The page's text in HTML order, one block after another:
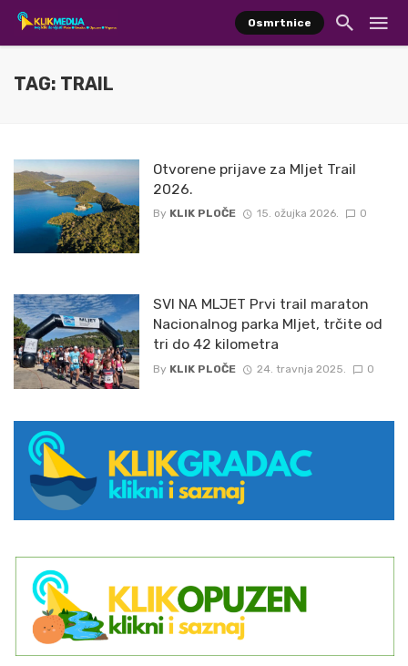
Osmrtnice
TAG: TRAIL
Otvorene prijave za Mljet Trail
2026.
By KLIK PLOČE 15. ožujka 2026. 0
SVI NA MLJET Prvi trail maraton
Nacionalnog parka Mljet, trčite od
tri do 42 kilometra
By KLIK PLOČE 24. travnja 2025. 0